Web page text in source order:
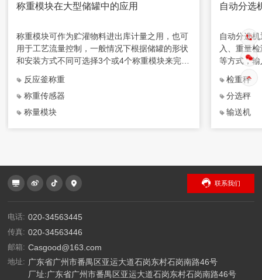
称重模块在大型储罐中的应用
称重模块可作为贮灌物料进出库计量之用，也可
用于工艺流量控制，一般情况下根据储罐的形状
和安装方式不同可选择3个或4个称重模块来完
成，特别适合化工厂生产过程中定量给料系统场
合使用。
反应釜称重
称重传感器
称量模块
自动分选
自动分选
入、重量
等方式，
号判断，
检重秤
分选秤
输送机
联系我们
电话: 020-34563445
传真: 020-34563446
邮箱: Casgood@163.com
地址: 广东省广州市番禺区亚运大道石岗东村石岗南路46号
厂址:广东省广州市番禺区亚运大道石岗东村石岗南路46号